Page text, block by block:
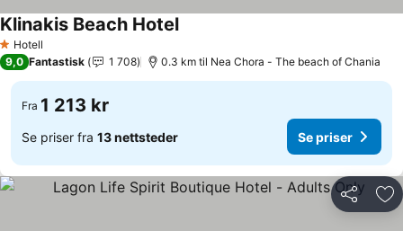
1 Stjerner
Hotell
Klinakis Beach HotelSe priser
9,0 Fantastisk 1 708 0.3 km til Nea Chora - The beach of Chania
Fra 1 213 kr
Se priser fra 13 nettsteder Se priser
Del